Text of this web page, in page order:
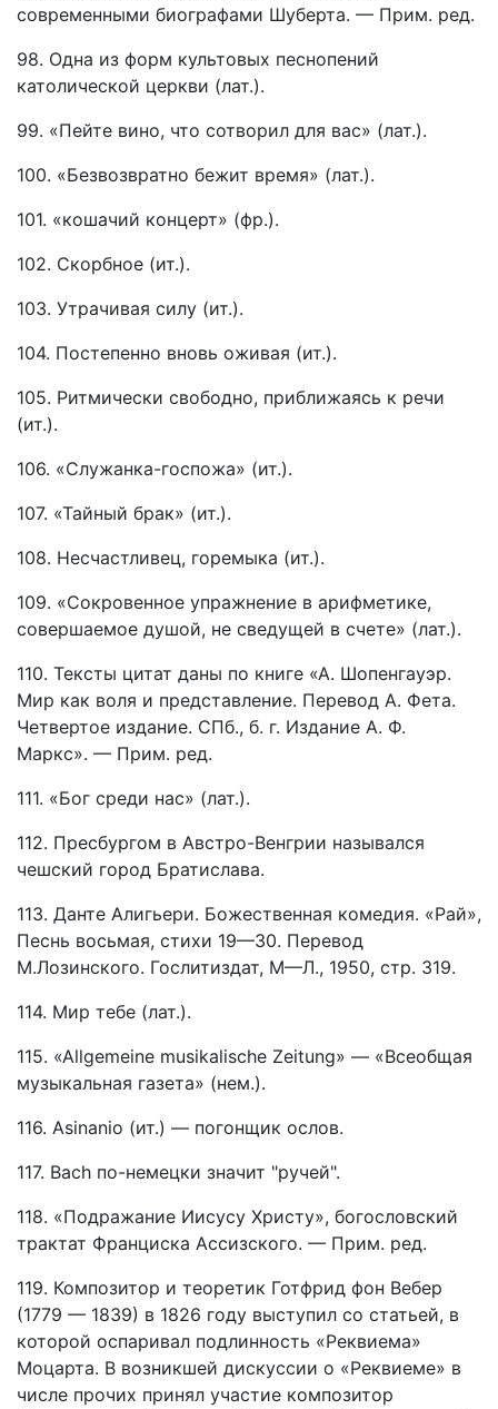
современными биографами Шуберта. — Прим. ред.
98. Одна из форм культовых песнопений
католической церкви (лат.).
99. «Пейте вино, что сотворил для вас» (лат.).
100. «Безвозвратно бежит время» (лат.).
101. «кошачий концерт» (фр.).
102. Скорбное (ит.).
103. Утрачивая силу (ит.).
104. Постепенно вновь оживая (ит.).
105. Ритмически свободно, приближаясь к речи
(ит.).
106. «Служанка-госпожа» (ит.).
107. «Тайный брак» (ит.).
108. Несчастливец, горемыка (ит.).
109. «Сокровенное упражнение в арифметике,
совершаемое душой, не сведущей в счете» (лат.).
110. Тексты цитат даны по книге «А. Шопенгауэр.
Мир как воля и представление. Перевод А. Фета.
Четвертое издание. СПб., б. г. Издание А. Ф.
Маркс». — Прим. ред.
111. «Бог среди нас» (лат.).
112. Пресбургом в Австро-Венгрии назывался
чешский город Братислава.
113. Данте Алигьери. Божественная комедия. «Рай»,
Песнь восьмая, стихи 19—30. Перевод
М.Лозинского. Гослитиздат, М—Л., 1950, стр. 319.
114. Мир тебе (лат.).
115. «Allgemeine musikalische Zeitung» — «Всеобщая
музыкальная газета» (нем.).
116. Asinanio (ит.) — погонщик ослов.
117. Bach по-немецки значит "ручей".
118. «Подражание Иисусу Христу», богословский
трактат Франциска Ассизского. — Прим. ред.
119. Композитор и теоретик Готфрид фон Вебер
(1779 — 1839) в 1826 году выступил со статьей, в
которой оспаривал подлинность «Реквиема»
Моцарта. В возникшей дискуссии о «Реквиеме» в
числе прочих принял участие композитор